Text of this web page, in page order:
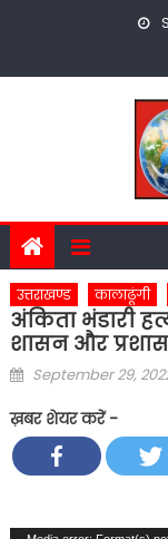
उत्तराखण्ड कालाढूंगी
अंकिता भंडारी
शासन और
Posted
September 29,
ख़बर शेयर करें -